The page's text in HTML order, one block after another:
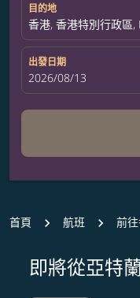
目的地
香港, 香港特別行政區
出發日期
fc-booking-
2026/08/13
首頁 航班 前
即將從亞特
無符合您設定條件